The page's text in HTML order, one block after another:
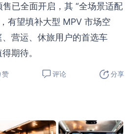
全面开启，其 “全场景适配
有望填补大型 MPV 市场空
营运、休旅用户的首选车
期待。
赞 评论 分享